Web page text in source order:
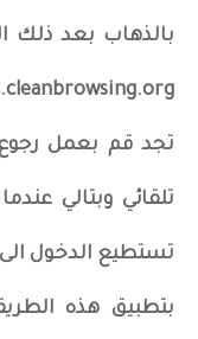
بالذهاب بعد ذلك
تجد قم بعمل
تلقائي وبتالي
تستطيع الدخول
بتطبيق هذه